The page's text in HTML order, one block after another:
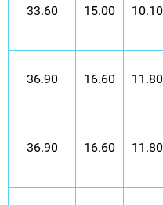
33.60 15.00 10.10
36.90 16.60 11.80
36.90 16.60 11.80